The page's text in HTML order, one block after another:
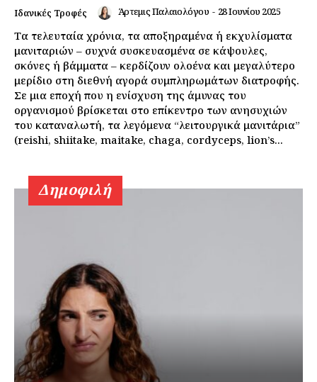
Ιδανικές Τροφές Άρτεμις Παλαιολόγου - 28 Ιουνίου 2025
Τα τελευταία χρόνια, τα αποξηραμένα ή εκχυλίσματα
μανιταριών – συχνά συσκευασμένα σε κάψουλες,
σκόνες ή βάμματα – κερδίζουν ολοένα και μεγαλύτερο
μερίδιο στη διεθνή αγορά συμπληρωμάτων διατροφής.
Σε μια εποχή που η ενίσχυση της άμυνας του
οργανισμού βρίσκεται στο επίκεντρο των ανησυχιών
του καταναλωτή, τα λεγόμενα “λειτουργικά μανιτάρια”
(reishi, shiitake, maitake, chaga, cordyceps, lion’s...
Δημοφιλή